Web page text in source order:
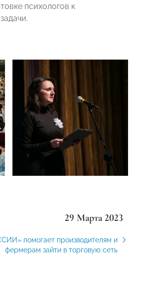
психологов к
29 Марта 2023
помогает производителям и
фермерам зайти в торговую сеть